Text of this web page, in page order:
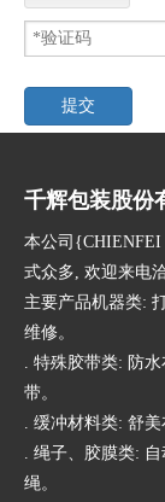
提交
千辉包装股份
本公司
式众多, 欢迎来电洽
主要产品机器类:
维修。
. 特殊胶带类: 防
带。
. 缓冲材料类: 舒
. 绳子、胶膜类:
绳。